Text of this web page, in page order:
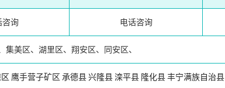
咨询 电话咨询
集美区、湖里区、翔安区、同安区、
鹰手营子矿区 承德县兴隆县 滦平县 隆化县丰宁满族自治县